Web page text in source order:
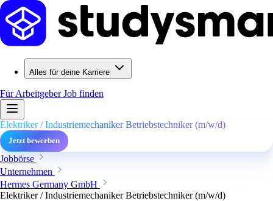
Alles für deine Karriere
Für ArbeitgeberJob finden
Elektriker / Industriemechaniker Betriebstechniker (m/w/d)
Jetzt bewerben
Jobbörse
Unternehmen
Hermes Germany GmbH
Elektriker / Industriemechaniker Betriebstechniker (m/w/d)